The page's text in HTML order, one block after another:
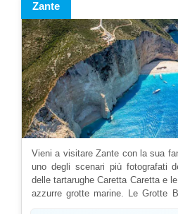
esperienze ioniche.
Zante
Vieni a visitare Zante con la sua
uno degli scenari più fotografati
delle tartarughe Caretta Caretta e
azzurre grotte marine. Le Grotte